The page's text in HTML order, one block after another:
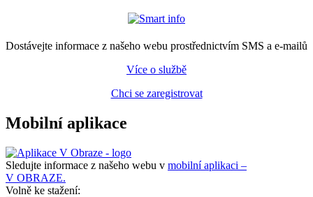
Dostávejte informace z našeho webu prostřednictvím SMS a e-mailů
Více o službě
Chci se zaregistrovat
Mobilní aplikace
Sledujte informace z našeho webu v mobilní aplikaci –
V OBRAZE.
Volně ke stažení: